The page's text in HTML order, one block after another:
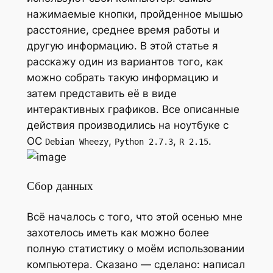
нажимаемые кнопки, пройденное мышью
расстояние, среднее время работы и
другую информацию. В этой статье я
расскажу один из вариантов того, как
можно собрать такую информацию и
затем представить её в виде
интерактивных графиков. Все описанные
действия производились на ноутбуке с
ОС Debian Wheezy, Python 2.7.3, R 2.15.
Сбор данных
Всё началось с того, что этой осенью мне
захотелось иметь как можно более
полную статистику о моём использовании
компьютера. Сказано — сделано: написал